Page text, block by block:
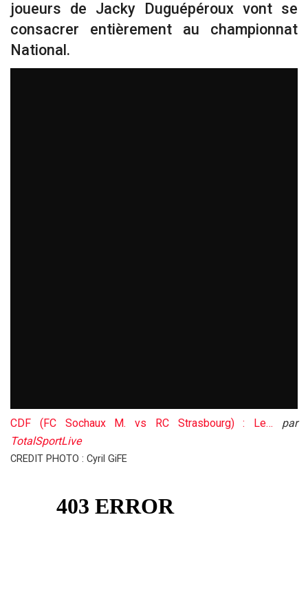
joueurs de Jacky Duguépéroux vont se
consacrer entièrement au championnat
National.
CDF (FC Sochaux M. vs RC Strasbourg) : Le…
par
TotalSportLive
CREDIT PHOTO : Cyril GiFE